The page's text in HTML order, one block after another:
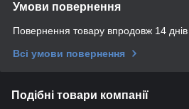
Умови повернення
Повернення товару впродовж 14
Всі умови повернення
Подібні товари компанії